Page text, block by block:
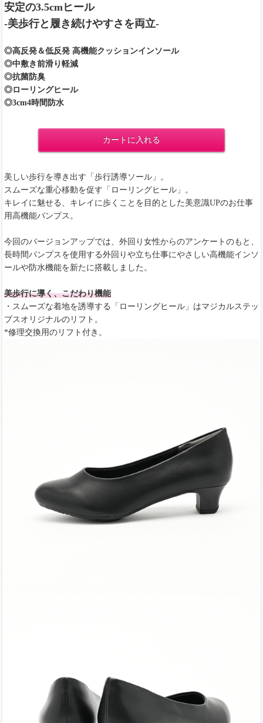
安定の3.5cmヒール
-美歩行と履き続けやすさを両立-
◎高反発＆低反発 高機能クッションインソール
◎中敷き前滑り軽減
◎抗菌防臭
◎ローリングヒール
◎3cm4時間防水
カートに入れる
美しい歩行を導き出す「歩行誘導ソール」。
スムーズな重心移動を促す「ローリングヒール」。
キレイに魅せる、キレイに歩くことを目的とした美意識UPのお仕事
用高機能パンプス。
今回のバージョンアップでは、外回り女性からのアンケートのもと、
長時間パンプスを使用する外回りや立ち仕事にやさしい高機能インソ
ールや防水機能を新たに搭載しました。
美歩行に導く、こだわり機能
・スムーズな着地を誘導する「ローリングヒール」はマジカルステッ
プスオリジナルのリフト。
*修理交換用のリフト付き。